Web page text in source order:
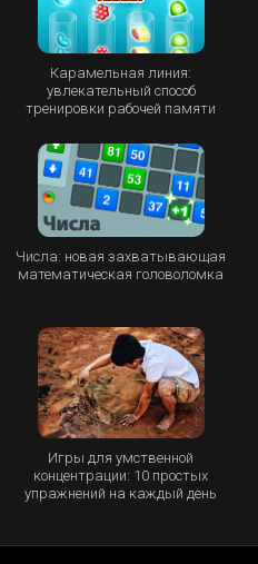
Карамельная линия:
увлекательный способ
тренировки рабочей памяти
Числа: новая захватывающая
математическая головоломка
Игры для умственной
концентрации: 10 простых
упражнений на каждый день